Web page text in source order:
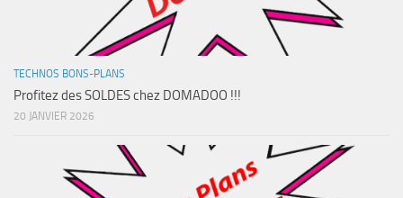
TECHNOS BONS-PLANS
Profitez des SOLDES chez DOMADOO !!!
20 JANVIER 2026